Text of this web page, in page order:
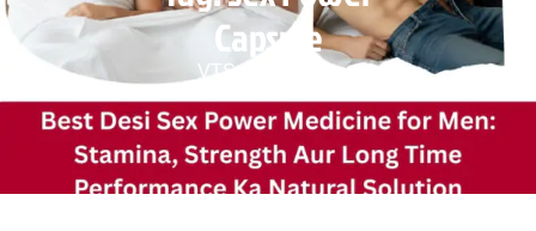
Capsule
VTSecret.com >>